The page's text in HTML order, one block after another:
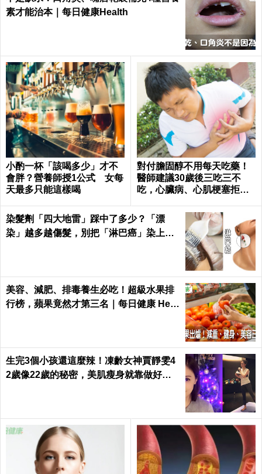
素才能治本｜每日健康Health
小酌一杯「該喝多少」才不
會胖？營養師授1公式 女每
天最多只能這樣喝
對付膽固醇不用每天吃藥！
醫師建議30歲後三吃三不
吃，心臟病、心肌梗塞拒門
染髮劑「四大地雷」踩中了多少？「漂
染」越多越傷髮，別把「淋巴癌」染上
美容、減肥、排毒養生必吃！超級水果排
行榜，蘋果竟然才第三名｜每日健康 Heal
生完3個小孩還這麼辣！凍齡女神賈靜雯4
2歲像22歲的秘密，美肌瘦身就靠做好這3